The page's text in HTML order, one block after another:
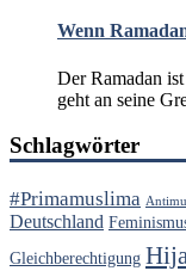
Wenn
Der Ramadan
geht an seine
Schlagwörter
#Primamuslima
Deutschland
Gleichberechtigung